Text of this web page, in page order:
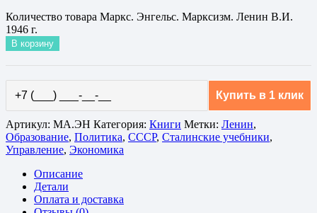
Количество товара Маркс. Энгельс. Марксизм. Ленин В.И.
1946 г.
В корзину
Купить в 1 клик
Артикул: МА.ЭН Категория: Книги Метки: Ленин,
Образование, Политика, СССР, Сталинские учебники,
Управление, Экономика
Описание
Детали
Оплата и доставка